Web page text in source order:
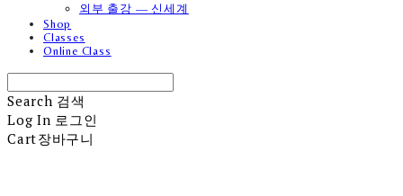
외부 출강 — 신세계
Shop
Classes
Online Class
Search 검색
Log In 로그인
Cart장바구니